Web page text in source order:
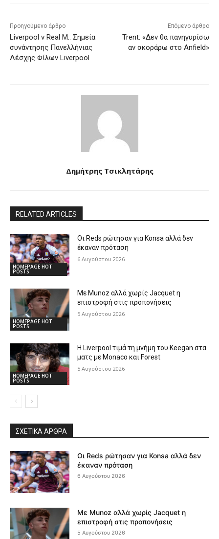
Προηγούμενο άρθρο
Liverpool v Real M.: Σημεία
συνάντησης Πανελλήνιας
Λέσχης Φίλων Liverpool
Επόμενο άρθρο
Trent: «Δεν θα πανηγυρίσω
αν σκοράρω στο Anfield»
Δημήτρης Τσικλητάρης
RELATED ARTICLES
HOMEPAGE HOT
POSTS
Οι Reds ρώτησαν για Konsa αλλά δεν
έκαναν πρόταση
6 Αυγούστου 2026
HOMEPAGE HOT
POSTS
Με Munoz αλλά χωρίς Jacquet η
επιστροφή στις προπονήσεις
5 Αυγούστου 2026
HOMEPAGE HOT
POSTS
Η Liverpool τιμά τη μνήμη του Keegan στα
ματς με Monaco και Forest
5 Αυγούστου 2026
ΣΧΕΤΙΚΆ ΆΡΘΡΑ
Οι Reds ρώτησαν για Konsa αλλά δεν
έκαναν πρόταση
6 Αυγούστου 2026
Με Munoz αλλά χωρίς Jacquet η
επιστροφή στις προπονήσεις
5 Αυγούστου 2026